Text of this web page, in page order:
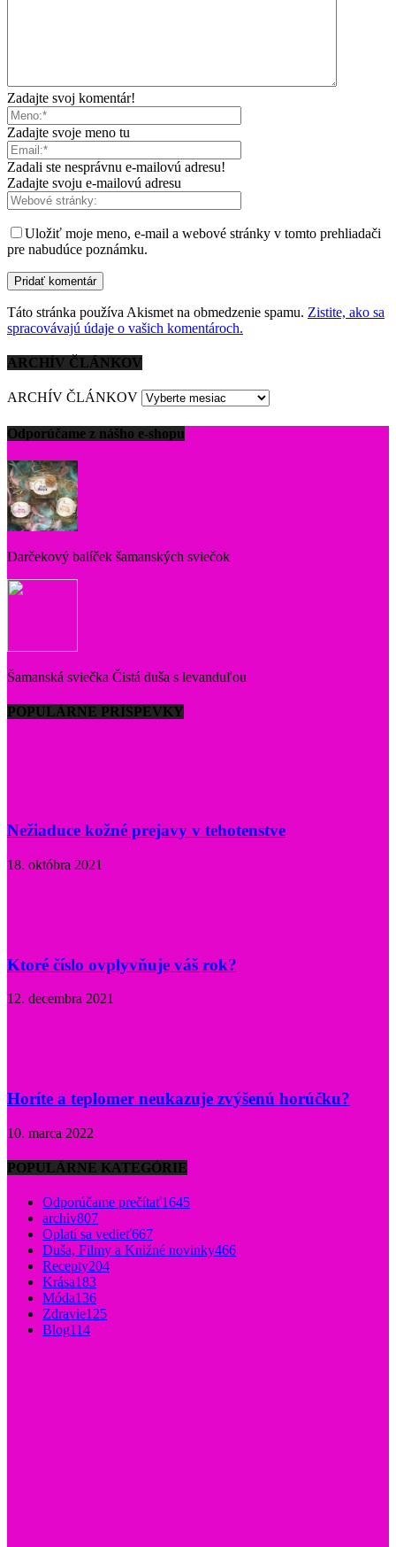
Zadajte svoj komentár!
Zadajte svoje meno tu
Zadali ste nesprávnu e-mailovú adresu!
Zadajte svoju e-mailovú adresu
Uložiť moje meno, e-mail a webové stránky v tomto prehliadači
pre nabudúce poznámku.
Táto stránka používa Akismet na obmedzenie spamu. Zistite, ako sa
spracovávajú údaje o vašich komentároch.
ARCHÍV ČLÁNKOV
ARCHÍV ČLÁNKOV
Odporúčame z nášho e-shopu
Darčekový balíček šamanských sviečok
Šamanská sviečka Čistá duša s levanduľou
POPULÁRNE PRÍSPEVKY
Nežiaduce kožné prejavy v tehotenstve
18. októbra 2021
Ktoré číslo ovplyvňuje váš rok?
12. decembra 2021
Horíte a teplomer neukazuje zvýšenú horúčku?
10. marca 2022
POPULÁRNE KATEGÓRIE
Odporúčame prečítať1645
archiv807
Oplatí sa vedieť667
Duša, Filmy a Knižné novinky466
Recepty204
Krása183
Móda136
Zdravie125
Blog114